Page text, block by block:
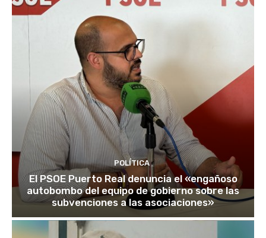
POLÍTICA
El PSOE Puerto Real denuncia el «engañoso
autobombo del equipo de gobierno sobre las
subvenciones a las asociaciones»